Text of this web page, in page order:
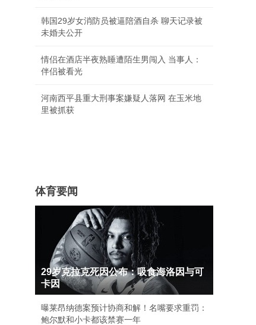
韩国29岁女消防员被逼陪酒自杀 聊天记录被
未婚夫公开
情侣在酒店半夜熟睡遭陌生男闯入 当事人：
伴侣被看光
河南西平县重大刑事案嫌疑人落网 在玉米地
里被抓获
体育要闻
29岁克拉克死因公布：吸食海洛因与可
卡因
曝莱昂纳德案预计协商和解！名嘴要求重罚：
鲍尔默和小卡都该禁赛一年